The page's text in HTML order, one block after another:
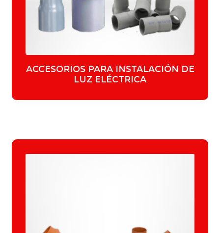
ACCESORIOS PARA INSTALACIÓN DE
LUZ ELÉCTRICA